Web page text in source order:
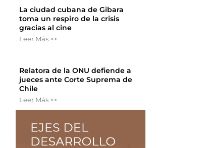
La ciudad cubana de Gibara
toma un respiro de la crisis
gracias al cine
Leer Más >>
Relatora de la ONU defiende a
jueces ante Corte Suprema de
Chile
Leer Más >>